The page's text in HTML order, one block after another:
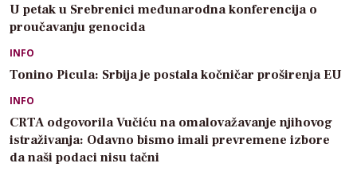
U petak u Srebrenici međunarodna konferencija o
proučavanju genocida
INFO
Tonino Picula: Srbija je postala kočničar proširenja EU
INFO
CRTA odgovorila Vučiću na omalovažavanje njihovog
istraživanja: Odavno bismo imali prevremene izbore
da naši podaci nisu tačni